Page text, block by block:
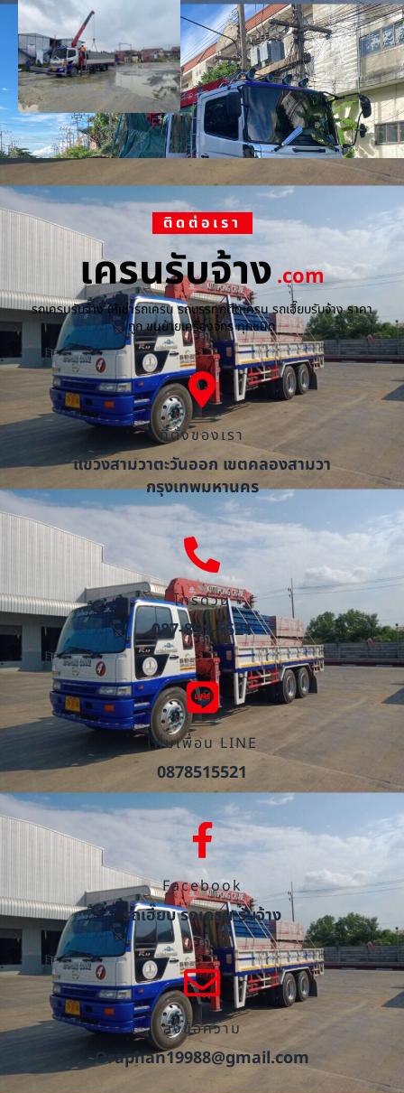
ติดต่อเรา
เครนรับจ้าง.com
รถเครนรับจ้าง ให้เช่ารถเครน รถบรรทุกติดเครน รถเฮี๊ยบรับจ้าง ราคา
ถูก ขนย้ายเครื่องจักร ทุกชนิด
ที่ตั้งของเรา
แขวงสามวาตะวันออก เขตคลองสามวา
กรุงเทพมหานคร
โทรด่วน
087-851-5521
เพิ่มเพื่อน LINE
0878515521
Facebook
รถเฮี๊ยบ รถเครน รับจ้าง
ส่งข้อความ
Oraphan19988@gmail.com